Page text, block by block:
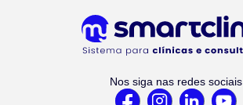
Nos siga nas redes sociais